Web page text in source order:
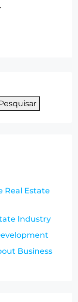
Real Estate
Industry
Business